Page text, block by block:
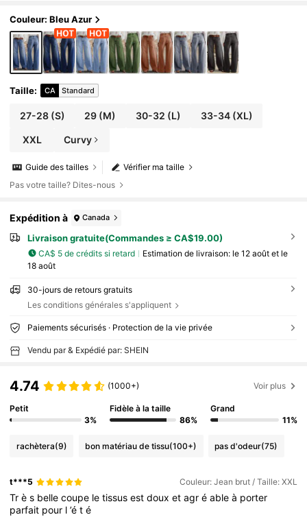
Couleur: Bleu Azur
Taille: CA Standard
27-28(S) 29 (M) 30-32 (L) 33-34(XL)
XXL Curvy
Vérifier ma taille
Guide des tailles
Pas votre taille? Dites-nous
Expédition à Canada
Livraison gratuite(Commandes ≥ CA$19.00)
CA$ 5 de crédits si retard Estimation de livraison: le 12 août et le
18 août
30-jours de retours gratuits
Les conditions générales s'appliquent
Paiements sécurisés · Protection de la vie privée
Vendu par & Expédié par: SHEIN
4.74 (1000+) Voir plus
Petit
3%
Fidèle à la taille
86%
Grand
11%
rachètera(9) bon matériau de tissu(100+) pas d'odeur(75)
t***5 Couleur: Jean brut / Taille: XXL
Très bellecoupe letissusestdouxetagréableà porter
parfait pour l’été